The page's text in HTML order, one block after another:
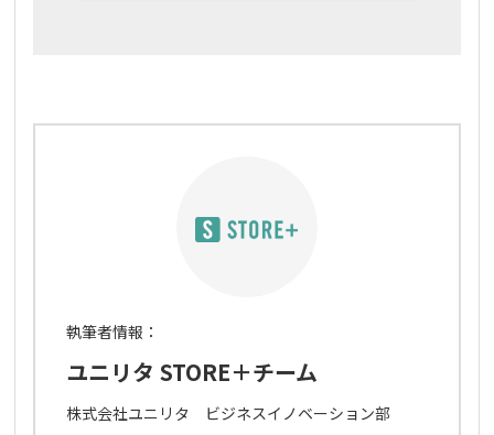
執筆者情報：
ユニリタ STORE＋チーム
株式会社ユニリタ ビジネスイノベーション部